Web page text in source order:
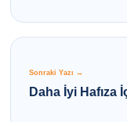
Sonraki Yazı →
Daha İyi Hafıza